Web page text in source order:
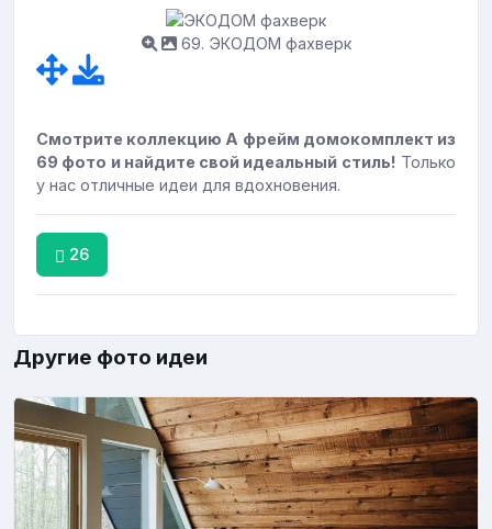
69. ЭКОДОМ фахверк
Смотрите коллекцию А фрейм домокомплект из
69 фото и найдите свой идеальный стиль! Только
у нас отличные идеи для вдохновения.
26
Другие фото идеи